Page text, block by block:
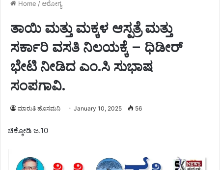
Home /ಆರೋಗ್ಯ
ತಾಯಿ ಮತ್ತು ಮಕ್ಕಳ ಆಸ್ಪತ್ರೆ ಮತ್ತು
ಸರ್ಕಾರಿ ವಸತಿ ನಿಲಯಕ್ಕೆ – ಧಿಡೀರ್
ಭೇಟಿ ನೀಡಿದ ಎಂ.ಸಿ ಸುಭಾಷ
ಸಂಪಗಾವಿ.
ಮಾರುತಿ ಹೊಸಮನಿ January 10, 2025 56
ಚಿಕ್ಕೋಡಿ ಜ.10